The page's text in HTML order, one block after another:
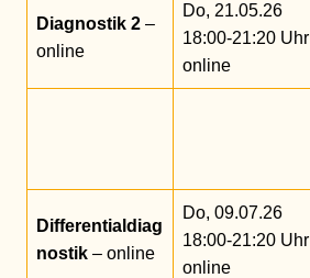
Diagnostik 2 –
online
Do, 21.05.26
18:00-21:20 Uhr
online
Differentialdiag
nostik – online
Do, 09.07.26
18:00-21:20 Uhr
online